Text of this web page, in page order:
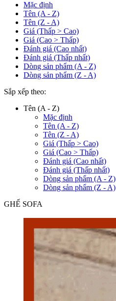
Mặc định
Tên (A - Z)
Tên (Z - A)
Giá (Thấp > Cao)
Giá (Cao > Thấp)
Đánh giá (Cao nhất)
Đánh giá (Thấp nhất)
Dòng sản phẩm (A - Z)
Dòng sản phẩm (Z - A)
Sắp xếp theo:
Tên (A - Z)
Mặc định
Tên (A - Z)
Tên (Z - A)
Giá (Thấp > Cao)
Giá (Cao > Thấp)
Đánh giá (Cao nhất)
Đánh giá (Thấp nhất)
Dòng sản phẩm (A - Z)
Dòng sản phẩm (Z - A)
GHẾ SOFA